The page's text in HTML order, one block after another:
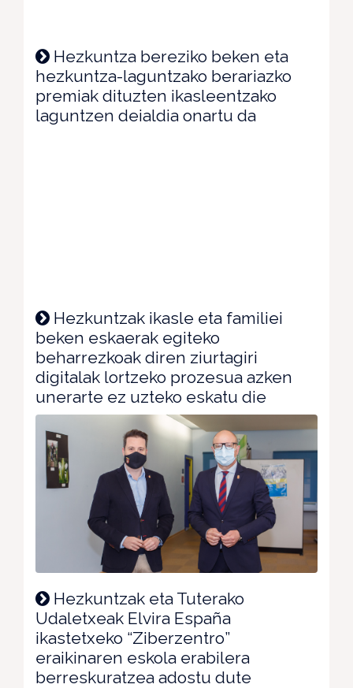
Hezkuntza bereziko beken eta
hezkuntza-laguntzako berariazko
premiak dituzten ikasleentzako
laguntzen deialdia onartu da
Hezkuntzak ikasle eta familiei
beken eskaerak egiteko
beharrezkoak diren ziurtagiri
digitalak lortzeko prozesua azken
unerarte ez uzteko eskatu die
Hezkuntzak eta Tuterako
Udaletxeak Elvira España
ikastetxeko “Ziberzentro”
eraikinaren eskola erabilera
berreskuratzea adostu dute